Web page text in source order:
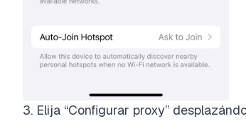
3. Elija “Configurar proxy”